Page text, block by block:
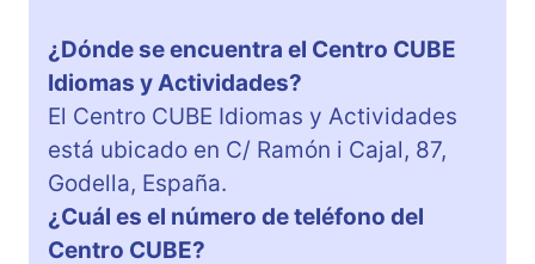
¿Dónde se encuentra el Centro CUBE
Idiomas y Actividades?
El Centro CUBE Idiomas y Actividades
está ubicado en C/ Ramón i Cajal, 87,
Godella, España.
¿Cuál es el número de teléfono del
Centro CUBE?